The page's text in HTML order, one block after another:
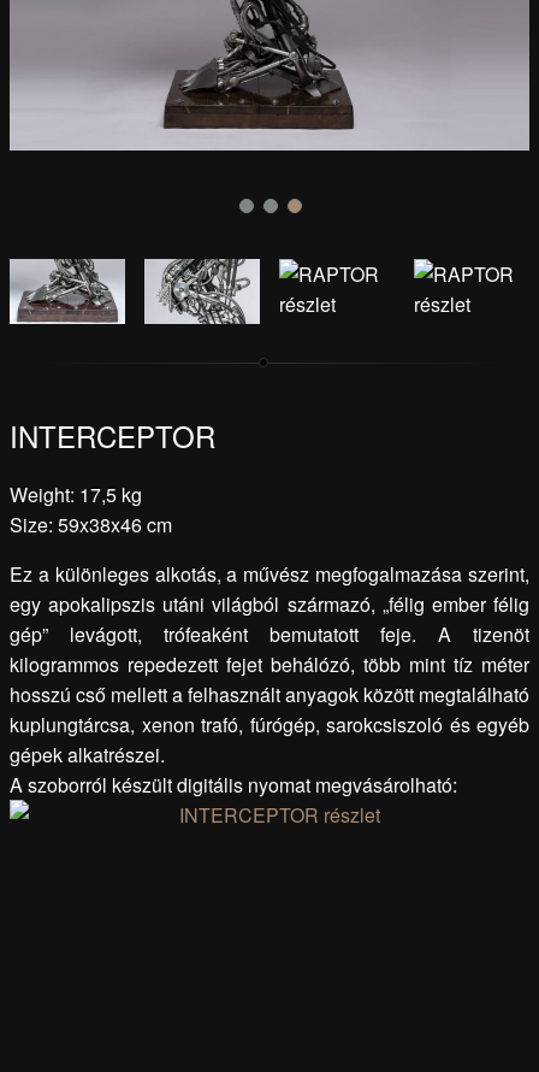
INTERCEPTOR
Weight: 17,5 kg
Size: 59x38x46 cm
Ez a különleges alkotás, a művész megfogalmazása szerint,
egy apokalipszis utáni világból származó, „félig ember félig
gép” levágott, trófeaként bemutatott feje. A tizenöt
kilogrammos repedezett fejet behálózó, több mint tíz méter
hosszú cső mellett a felhasznált anyagok között megtalálható
kuplungtárcsa, xenon trafó, fúrógép, sarokcsiszoló és egyéb
gépek alkatrészei.
A szoborról készült digitális nyomat megvásárolható: